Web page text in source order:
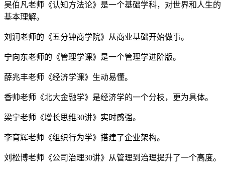
吴伯凡老师《认知方法论》是一个基础学科，对世界和人生的
基本理解。
刘润老师的《五分钟商学院》从商业基础开始做事。
宁向东老师的《管理学课》是一个管理学进阶版。
薛兆丰老师《经济学课》生动易懂。
香帅老师《北大金融学》是经济学的一个分枝，更为具体。
梁宁老师《增长思维30讲》实时感强。
李育辉老师《组织行为学》搭建了企业架构。
刘松博老师《公司治理30讲》从管理到治理提升了一个高度。